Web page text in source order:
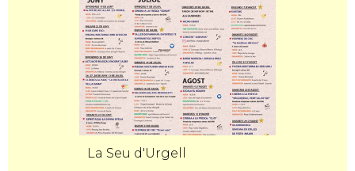
La Seu d'Urgell